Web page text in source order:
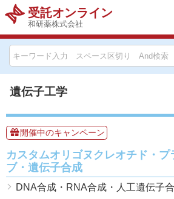
受託オンライン
和研薬株式会社
遺伝子工学
開催中のキャンペーン
カスタムオリゴヌクレオチド・プ
ブ・遺伝子合成
DNA合成・RNA合成・人工遺伝子
HOME
お知らせ
製品カテゴリー一覧